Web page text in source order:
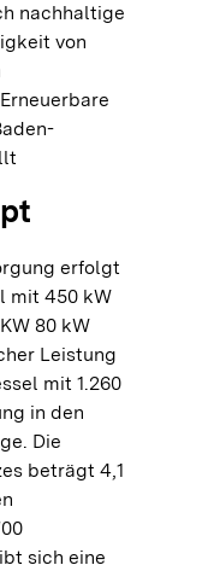
nachhaltige
von
erfolgt
mit 450 kW
80 kW
Leistung
mit 1.260
in den
Die
beträgt 4,1
sich eine